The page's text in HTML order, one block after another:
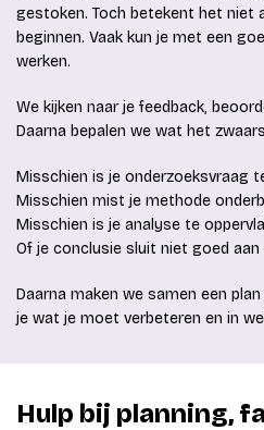
gestoken. Toch betekent het niet
beginnen. Vaak kun je met een
werken.
We kijken naar je feedback,
Daarna bepalen we wat het
Misschien is je onderzoeksvraag
Misschien mist je methode
Misschien is je analyse te
Of je conclusie sluit niet goed
Daarna maken we samen een
je wat je moet verbeteren en in
Hulp bij planning,